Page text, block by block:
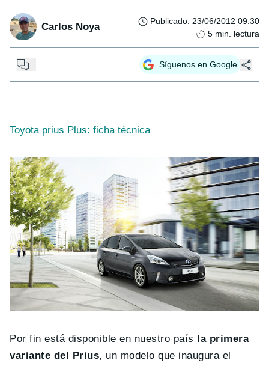
Carlos Noya Publicado: 23/06/2012 09:30
5 min. lectura
... Síguenos en Google
Toyota prius Plus: ficha técnica
Por fin está disponible en nuestro país la primera
variante del Prius, un modelo que inaugura el